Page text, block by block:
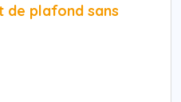
de plafond sans